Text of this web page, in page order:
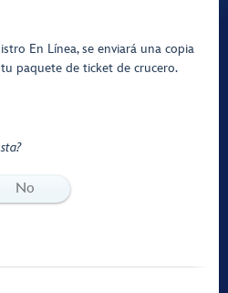
En Línea, se enviará una copia
paquete de ticket de crucero.
No